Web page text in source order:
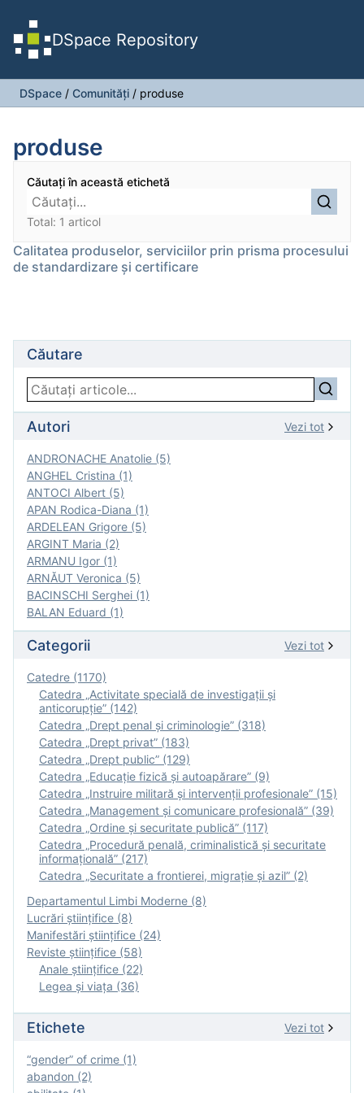
DSpace Repository
DSpace / Comunități / produse
produse
Căutați în această etichetă
Total: 1 articol
Calitatea produselor, serviciilor prin prisma procesului
de standardizare și certificare
Căutare
Autori Vezi tot
ANDRONACHE Anatolie (5)
ANGHEL Cristina (1)
ANTOCI Albert (5)
APAN Rodica-Diana (1)
ARDELEAN Grigore (5)
ARGINT Maria (2)
ARMANU Igor (1)
ARNĂUT Veronica (5)
BACINSCHI Serghei (1)
BALAN Eduard (1)
Categorii Vezi tot
Catedre (1170)
Catedra „Activitate specială de investigaţii şi
anticorupție” (142)
Catedra „Drept penal și criminologie” (318)
Catedra „Drept privat” (183)
Catedra „Drept public” (129)
Catedra „Educație fizică şi autoapărare” (9)
Catedra „Instruire militară şi intervenţii profesionale” (15)
Catedra „Management și comunicare profesională” (39)
Catedra „Ordine și securitate publică” (117)
Catedra „Procedură penală, criminalistică și securitate
informațională” (217)
Catedra „Securitate a frontierei, migrație și azil” (2)
Departamentul Limbi Moderne (8)
Lucrări științifice (8)
Manifestări ştiinţifice (24)
Reviste ştiinţifice (58)
Anale ştiinţifice (22)
Legea şi viaţa (36)
Etichete Vezi tot
“gender” of crime (1)
abandon (2)